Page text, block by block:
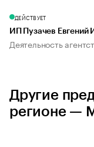
ДЕЙСТВУЕТ
ИП Пузачев Евгений
Деятельность
Другие
регионе —